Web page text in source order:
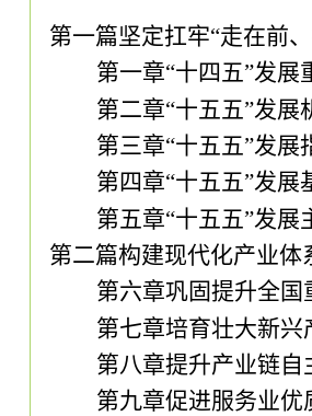
第一篇坚定扛牢“走在前
第一章“十四五”发展
第二章“十五五”发展
第三章“十五五”发展
第四章“十五五”发展
第五章“十五五”发展
第二篇构建现代化产业
第六章巩固提升全
第七章培育壮大新兴
第八章提升产业链自
第九章促进服务业优